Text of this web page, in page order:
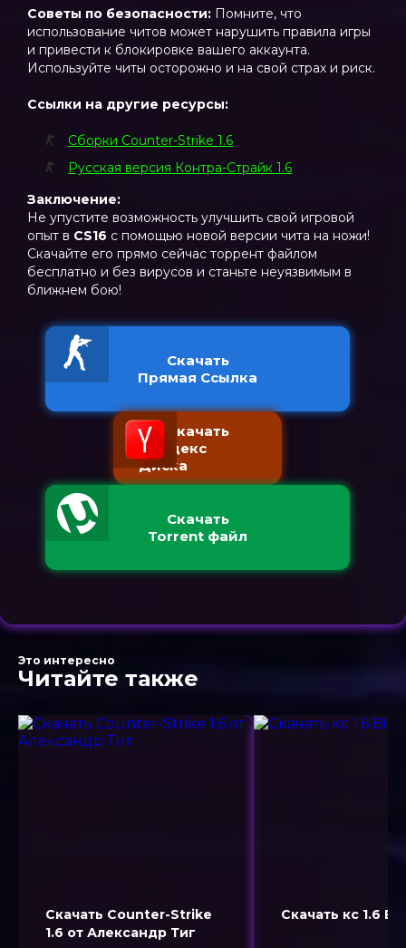
Советы по безопасности: Помните, что
использование читов может нарушить правила игры
и привести к блокировке вашего аккаунта.
Используйте читы осторожно и на свой страх и риск.
Ссылки на другие ресурсы:
Сборки Counter-Strike 1.6
Русская версия Контра-Страйк 1.6
Заключение:
Не упустите возможность улучшить свой игровой
опыт в CS16 с помощью новой версии чита на ножи!
Скачайте его прямо сейчас торрент файлом
бесплатно и без вирусов и станьте неуязвимым в
ближнем бою!
Скачать
Прямая Ссылка
Скачать
с Яндекс
Диска
Скачать
Torrent файл
Это интересно
Читайте также
Скачать Counter-Strike
1.6 от Александр Тиг
Скачать кс 1.6